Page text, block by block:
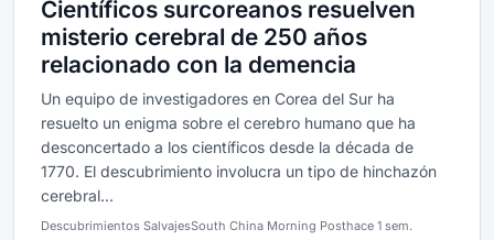
Científicos surcoreanos resuelven
misterio cerebral de 250 años
relacionado con la demencia
Un equipo de investigadores en Corea del Sur ha
resuelto un enigma sobre el cerebro humano que ha
desconcertado a los científicos desde la década de
1770. El descubrimiento involucra un tipo de hinchazón
cerebral...
Descubrimientos SalvajesSouth China Morning Posthace 1 sem.